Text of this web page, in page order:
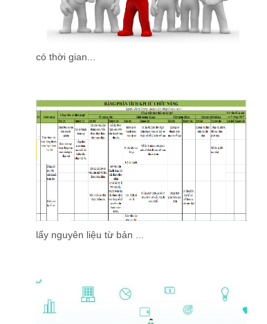
có thời gian...
lấy nguyên liệu từ bản ...